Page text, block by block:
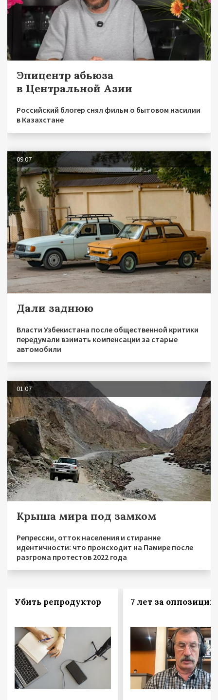
Эпицентр абьюза
в Центральной Азии
Российский блогер снял фильм о бытовом насилии
в Казахстане
09.07
Дали заднюю
Власти Узбекистана после общественной критики
передумали взимать компенсации за старые
автомобили
01.07
Крыша мира под замком
Репрессии, отток населения и стирание
идентичности: что происходит на Памире после
разгрома протестов 2022 года
Убить репродуктор 7 лет за